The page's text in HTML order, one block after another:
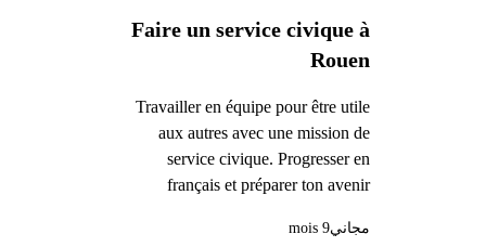
Faire un service civique à
Rouen
Travailler en équipe pour être utile
aux autres avec une mission de
service civique. Progresser en
français et préparer ton avenir
مجاني9 mois